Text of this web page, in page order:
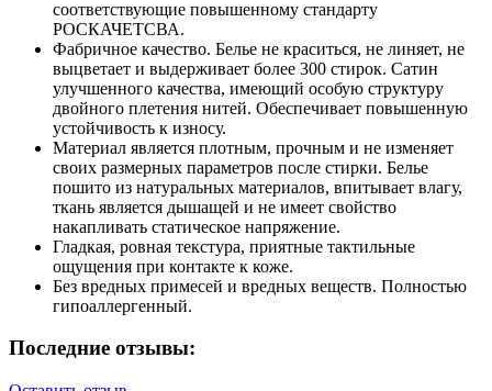
соответствующие повышенному стандарту
РОСКАЧЕТСВА.
Фабричное качество. Белье не краситься, не линяет, не
выцветает и выдерживает более 300 стирок. Сатин
улучшенного качества, имеющий особую структуру
двойного плетения нитей. Обеспечивает повышенную
устойчивость к износу.
Материал является плотным, прочным и не изменяет
своих размерных параметров после стирки. Белье
пошито из натуральных материалов, впитывает влагу,
ткань является дышащей и не имеет свойство
накапливать статическое напряжение.
Гладкая, ровная текстура, приятные тактильные
ощущения при контакте к коже.
Без вредных примесей и вредных веществ. Полностью
гипоаллергенный.
Последние отзывы: